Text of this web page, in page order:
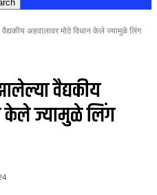
अहवालावर मोठे विधान केले ज्यामुळे लिंग
वैद्यकीय
केले ज्यामुळे लिंग